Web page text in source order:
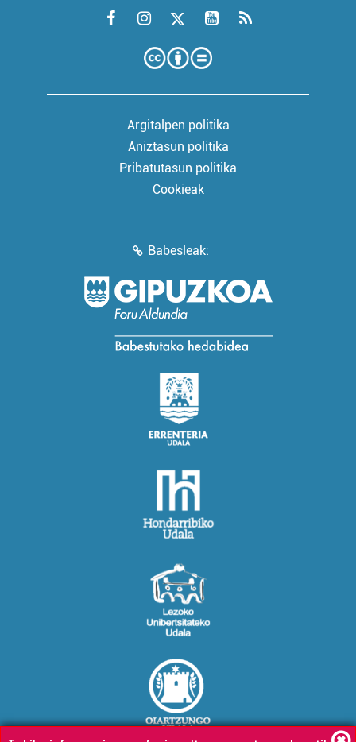
Argitalpen politika
Aniztasun politika
Pribatutasun politika
Cookieak
Babesleak: